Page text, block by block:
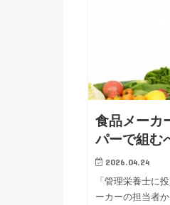
食品メーカ
パーで組む
2026.04.24
「管理栄養士に
ーカーの担当者